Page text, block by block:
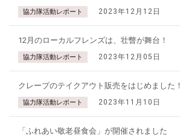
協力隊活動レポート 2023年12月12日
12月のローカルフレンズは、壮瞥が舞台！
協力隊活動レポート 2023年12月05日
クレープのテイクアウト販売をはじめました！
協力隊活動レポート 2023年11月10日
「ふれあい敬老昼食会」が開催されました